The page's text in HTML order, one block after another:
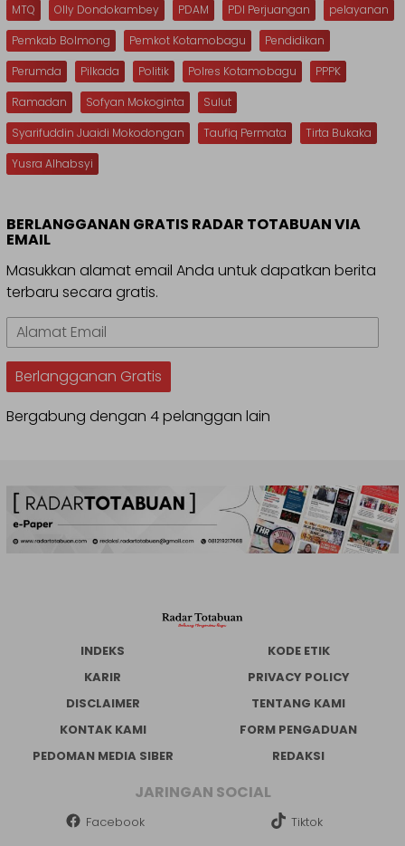
MTQ
Olly Dondokambey PDAM PDI Perjuangan
pelayanan
Pemkab Bolmong
Pemkot Kotamobagu
Pendidikan
Perumda
Pilkada Politik Polres Kotamobagu
PPPK
Ramadan
Sofyan Mokoginta
Sulut
Syarifuddin Juaidi Mokodongan
Taufiq Permata
Tirta Bukaka
Yusra Alhabsyi
BERLANGGANAN GRATIS RADAR TOTABUAN VIA
EMAIL
Masukkan alamat email Anda untuk dapatkan berita
terbaru secara gratis.
Alamat
Email
Berlangganan Gratis
Bergabung dengan 4 pelanggan lain
INDEKS
KODE ETIK
KARIR
PRIVACY POLICY
DISCLAIMER
TENTANG KAMI
KONTAK KAMI
FORM PENGADUAN
PEDOMAN MEDIA SIBER
REDAKSI
JARINGAN SOCIAL
Facebook Tiktok